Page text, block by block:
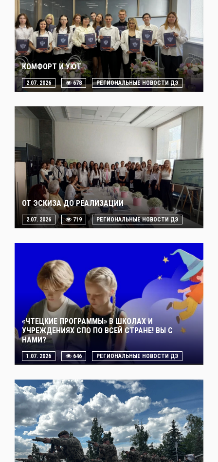
КОМФОРТ И УЮТ
2.07. 2026 678 РЕГИОНАЛЬНЫЕ НОВОСТИ ДЭ
ОТ ЭСКИЗА ДО РЕАЛИЗАЦИИ
2.07. 2026 719 РЕГИОНАЛЬНЫЕ НОВОСТИ ДЭ
«ЧТЕЦКИЕ ПРОГРАММЫ» В ШКОЛАХ И
УЧРЕЖДЕНИЯХ СПО ПО ВСЕЙ СТРАНЕ! ВЫ С
НАМИ?
1.07. 2026 646 РЕГИОНАЛЬНЫЕ НОВОСТИ ДЭ